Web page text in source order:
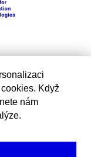
Když
nám